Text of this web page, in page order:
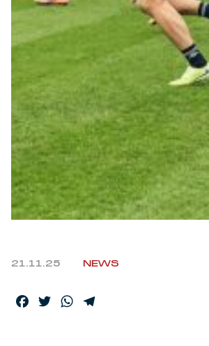
Robe di Kappa x Genoa
Vintage Collection
Red&Blue Voices
Kids
Accessori
Outlet
Caffè Boasi x Genoa
21.11.25 NEWS
Facebook
TwitterWhatsApp